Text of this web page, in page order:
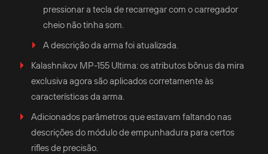
pressionar a tecla de recarregar com o carregador
cheio não tinha som.
A descrição da arma foi atualizada.
Kalashnikov MP-155 Ultima: os atributos bônus da mira
exclusiva agora são aplicados corretamente às
características da arma.
Adicionados parâmetros que estavam faltando nas
descrições do módulo de empunhadura para certos
rifles de precisão.